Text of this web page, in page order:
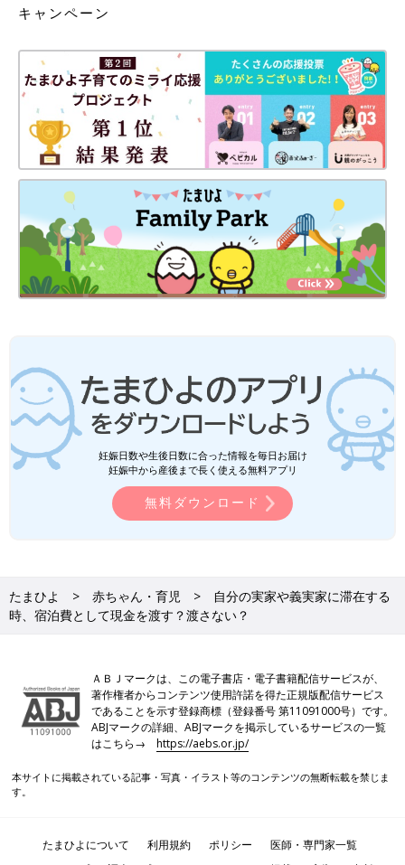
PROFILE）
作家、教育アドバイザー、介護アドバイザー。2003年、学研よ
り『偏差値30からの中学受験合格記』でデビュー。実体験に基づ
いた『中学受験シリーズ』が人気。著書に『親の介護をはじめる
人へ 伝えておきたい１０のこと』（学研プラス）、『消化器内
科の名医が本音で診断「お腹のトラブル」撲滅宣言！！』（双葉
キャンペーン
妊娠日数や生後日数に合った情報を毎日お届け
妊娠中から産後まで長く使える無料アプリ
無料ダウンロード
たまひよ 赤ちゃん・育児
自分の実家や義実家に滞在する
時、宿泊費として現金を渡す？渡さない？
ＡＢＪマークは、この電子書店・電子書籍配信サービスが、
著作権者からコンテンツ使用許諾を得た正規版配信サービス
であることを示す登録商標（登録番号 第11091000号）です。
ABJマークの詳細、ABJマークを掲示しているサービスの一覧
はこちら→https://aebs.or.jp/
本サイトに掲載されている記事・写真・イラスト等のコンテンツの無断転載を禁じま
す。
たまひよについて 利用規約 ポリシー
医師・専門家一覧